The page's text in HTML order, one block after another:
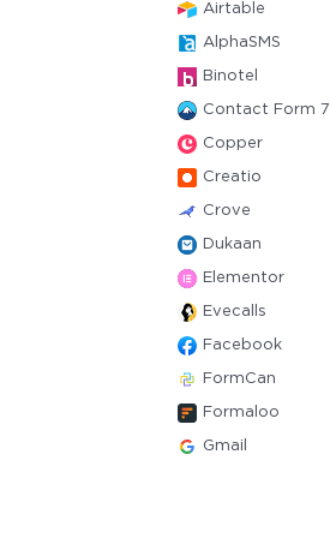
Airtable
AlphaSMS
Binotel
Contact Form 7
Copper
Creatio
Crove
Dukaan
Elementor
Evecalls
Facebook
FormCan
Formaloo
Gmail